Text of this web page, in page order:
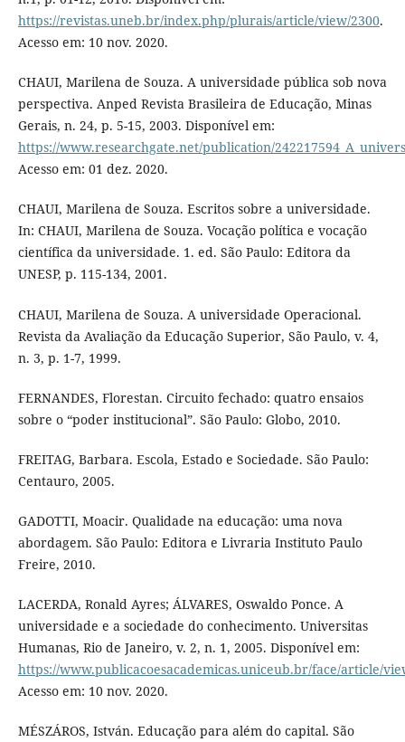
https://revistas.uneb.br/index.php/plurais/article/view/2300.
Acesso em: 10 nov. 2020.
CHAUI, Marilena de Souza. A universidade pública sob nova
perspectiva. Anped Revista Brasileira de Educação, Minas
Gerais, n. 24, p. 5-15, 2003. Disponível em:
https://www.researchgate.net/publication/
Acesso em: 01 dez. 2020.
CHAUI, Marilena de Souza. Escritos sobre a universidade.
In: CHAUI, Marilena de Souza. Vocação política e vocação
científica da universidade. 1. ed. São Paulo: Editora da
UNESP, p. 115-134, 2001.
CHAUI, Marilena de Souza. A universidade Operacional.
Revista da Avaliação da Educação Superior, São Paulo, v. 4,
n. 3, p. 1-7, 1999.
FERNANDES, Florestan. Circuito fechado: quatro ensaios
sobre o “poder institucional”. São Paulo: Globo, 2010.
FREITAG, Barbara. Escola, Estado e Sociedade. São Paulo:
Centauro, 2005.
GADOTTI, Moacir. Qualidade na educação: uma nova
abordagem. São Paulo: Editora e Livraria Instituto Paulo
Freire, 2010.
LACERDA, Ronald Ayres; ÁLVARES, Oswaldo Ponce. A
universidade e a sociedade do conhecimento. Universitas
Humanas, Rio de Janeiro, v. 2, n. 1, 2005. Disponível em:
https://www.publicacoesacademicas.uniceub.br/face/article/
Acesso em: 10 nov. 2020.
MÉSZÁROS, István. Educação para além do capital. São